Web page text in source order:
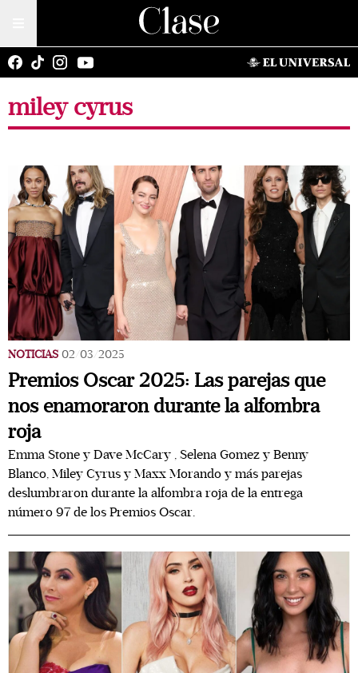
miley cyrus
NOTICIAS 02/03/2025
Premios Oscar 2025: Las parejas que
nos enamoraron durante la alfombra
roja
Emma Stone y Dave McCary , Selena Gomez y Benny
Blanco, Miley Cyrus y Maxx Morando y más parejas
deslumbraron durante la alfombra roja de la entrega
número 97 de los Premios Oscar.